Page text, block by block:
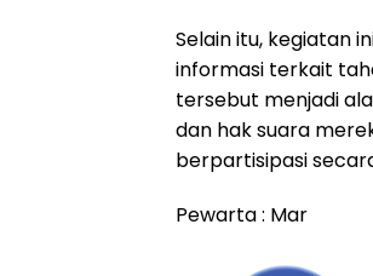
Selain itu, kegiatan
informasi terkait
tersebut menjadi
dan hak suara
berpartisipasi
Pewarta : Mar